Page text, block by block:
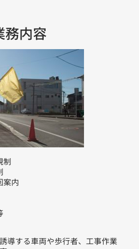
務内容
制
案内
導する車両や歩行者、工事作業